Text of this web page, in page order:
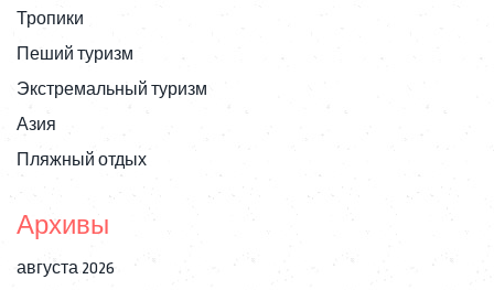
Тропики
Пеший туризм
Экстремальный туризм
Азия
Пляжный отдых
Архивы
августа 2026